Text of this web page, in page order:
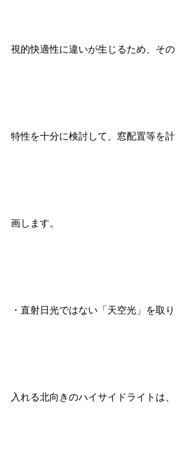
視的快適性に違いが生じるため、その
特性を十分に検討して、窓配置等を計
画します。
・直射日光ではない「天空光」を取り
入れる北向きのハイサイドライトは、